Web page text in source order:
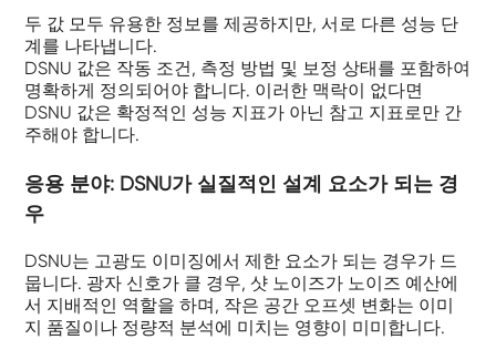
두 값 모두 유용한 정보를 제공하지만, 서로 다른 성능 단
계를 나타냅니다.
DSNU 값은 작동 조건, 측정 방법 및 보정 상태를 포함하여
명확하게 정의되어야 합니다. 이러한 맥락이 없다면
DSNU 값은 확정적인 성능 지표가 아닌 참고 지표로만 간
주해야 합니다.
응용 분야: DSNU가 실질적인 설계 요소가 되는 경
우
DSNU는 고광도 이미징에서 제한 요소가 되는 경우가 드
뭅니다. 광자 신호가 클 경우, 샷 노이즈가 노이즈 예산에
서 지배적인 역할을 하며, 작은 공간 오프셋 변화는 이미
지 품질이나 정량적 분석에 미치는 영향이 미미합니다.